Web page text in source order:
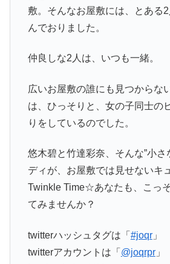
敷。そんなお屋敷には、とある
んでおりました。
仲良しな2人は、いつも一緒。
広いお屋敷の誰にも見つからな
は、ひっそりと、女の子同士の
りをしているのでした。
悠木碧と竹達彩奈、そんな”小さ
ディが、お屋敷では見せないキ
Twinkle Time☆あなたも、こっ
てみませんか？
twitterハッシュタグは「 #joqr」
twitterアカウントは「 @joqrpr」